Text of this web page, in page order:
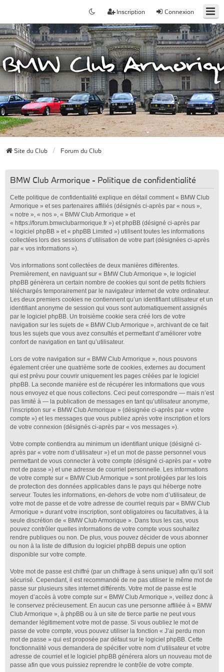
Connexion
Inscription
Site du Club Forum du Club
BMW Club Armorique - Politique de confidentialité
Cette politique de confidentialité explique en détail comment « BMW Club
Armorique » et ses partenaires affiliés (désignés ci-après par « nous »,
« notre », « nos », « BMW Club Armorique » et
« https://forum.bmwclubarmorique.fr ») et phpBB (désigné ci-après par
« logiciel phpBB » et « phpBB Limited ») utilisent toutes les informations
collectées lors des sessions d’utilisation de votre part (désignées ci-après
par « vos informations »).
Vos informations sont collectées de deux manières différentes.
Premièrement, en naviguant sur « BMW Club Armorique », le logiciel
phpBB génèrera un certain nombre de cookies qui sont de petits fichiers
téléchargés temporairement par le navigateur internet de votre ordinateur.
Les deux premiers cookies ne contiennent qu’un identifiant utilisateur et un
identifiant anonyme de session qui vous sont automatiquement assignés
par le logiciel phpBB. Un troisième cookie sera créé lors de votre
navigation sur les sujets de « BMW Club Armorique », archivant de ce fait
tous les sujets que vous avez consultés et permettant d’améliorer votre
confort de navigation en tant qu’utilisateur.
Lors de votre navigation sur « BMW Club Armorique », nous pouvons
également créer une quatrième sorte de cookies, externes au document
qui est prévu pour couvrir uniquement les pages créées par le logiciel
phpBB. La seconde manière est de récupérer les informations que vous
nous envoyez et que nous collectons. Ceci peut correspondre — mais n’est
pas limité à — la publication de messages en tant qu’utilisateur anonyme,
l’inscription sur « BMW Club Armorique » (désignée ci-après par « votre
compte ») et les messages que vous publiez après votre inscription et lors
de votre connexion (désignés ci-après par « vos messages »).
Votre compte contiendra au minimum un identifiant unique (désigné ci-
après par « votre nom d’utilisateur ») et un mot de passe personnel vous
permettant de vous connecter à votre compte (désigné ci-après par « votre
mot de passe ») et une adresse de courriel personnelle. Les informations
de votre compte sur « BMW Club Armorique » sont protégées par les lois
de protection des données applicables dans le pays qui héberge notre
serveur. Toutes les informations, en-dehors de votre nom d’utilisateur, de
votre mot de passe et de votre adresse de courriel requis par « BMW Club
Armorique » durant votre inscription, sont obligatoires ou facultatives, à la
seule discrétion de « BMW Club Armorique ». Dans tous les cas, vous
pouvez contrôler quelles informations de votre compte vous souhaitez
rendre publiques ou non. De plus, vous pouvez décider de vous abonner
ou non à la liste de diffusion du logiciel phpBB depuis une option
disponible sur votre compte.
Votre mot de passe est chiffré (par un chiffrage à sens unique) afin qu’il soit
sécurisé. Cependant, il est recommandé de ne pas utiliser le même mot de
passe sur plusieurs sites internet différents. Votre mot de passe est le
moyen d’accès à votre compte sur « BMW Club Armorique », veillez donc à
le conservez précieusement. En aucun cas une personne affiliée à « BMW
Club Armorique », à phpBB ou à un site de tierce partie ne peut vous
demander légitimement votre mot de passe. Si vous oubliez le mot de
passe de votre compte, vous pouvez utiliser la fonction « J’ai perdu mon
mot de passe » qui est proposée par défaut sur le logiciel phpBB. Cette
fonctionnalité vous demandera de spécifier votre nom d’utilisateur et votre
adresse de courriel et le logiciel phpBB générera alors un nouveau mot de
passe afin que vous puissiez reprendre le contrôle de votre compte.